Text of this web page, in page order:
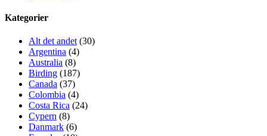
Kategorier
Alt det andet (30)
Argentina (4)
Australia (8)
Birding (187)
Canada (37)
Colombia (4)
Costa Rica (24)
Cypern (8)
Danmark (6)